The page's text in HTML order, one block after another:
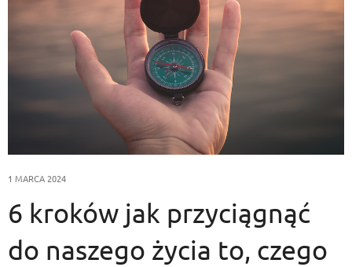
1 MARCA 2024
6 kroków jak przyciągnąć
do naszego życia to, czego